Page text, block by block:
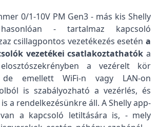
0/1-10V PM Gen3 - más kis Shelly
hasonlóan - tartalmaz kapcsoló
csillagpontos vezetékezés esetén a
vezetékei csatlakoztathatók a
a vezérelt kör
de emellett WiFi-n vagy LAN-on
is szabályozható a vezérlés, és
a rendelkezésünkre áll. A Shelly app-
a kapcsoló letiltására is, - mely